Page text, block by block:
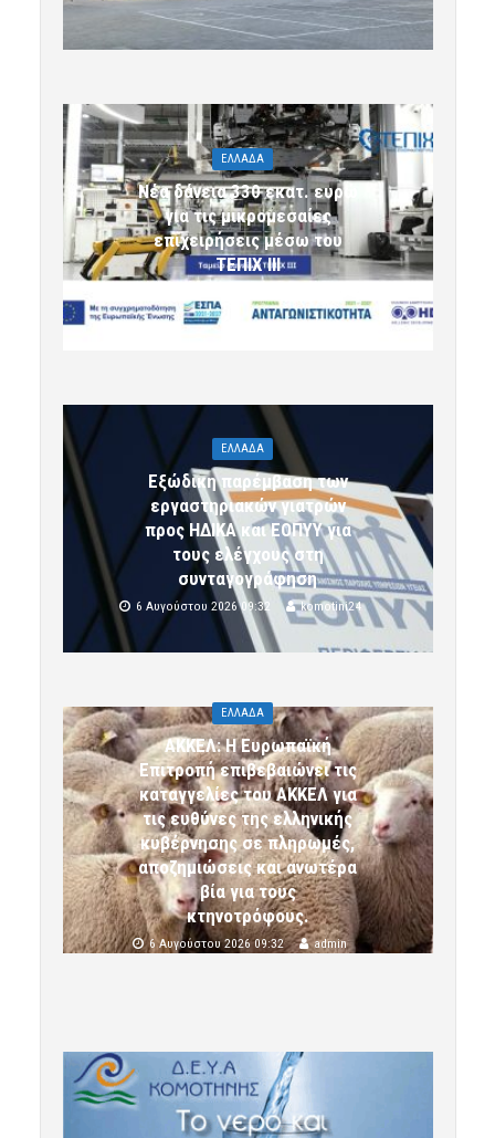
ΕΛΛΑΔΑ
Νέα δάνεια 330 εκατ. ευρώ
για τις μικρομεσαίες
επιχειρήσεις μέσω του
ΤΕΠΙΧ ΙΙΙ
ΕΛΛΑΔΑ
Εξώδικη παρέμβαση των
εργαστηριακών γιατρών
προς ΗΔΙΚΑ και ΕΟΠΥΥ για
τους ελέγχους στη
συνταγογράφηση
6 Αυγούστου 2026 09:32 komotini24
ΕΛΛΑΔΑ
ΑΚΚΕΛ: Η Ευρωπαϊκή
Επιτροπή επιβεβαιώνει τις
καταγγελίες του ΑΚΚΕΛ για
τις ευθύνες της ελληνικής
κυβέρνησης σε πληρωμές,
αποζημιώσεις και ανωτέρα
βία για τους
κτηνοτρόφους.
6 Αυγούστου 2026 09:32 admin